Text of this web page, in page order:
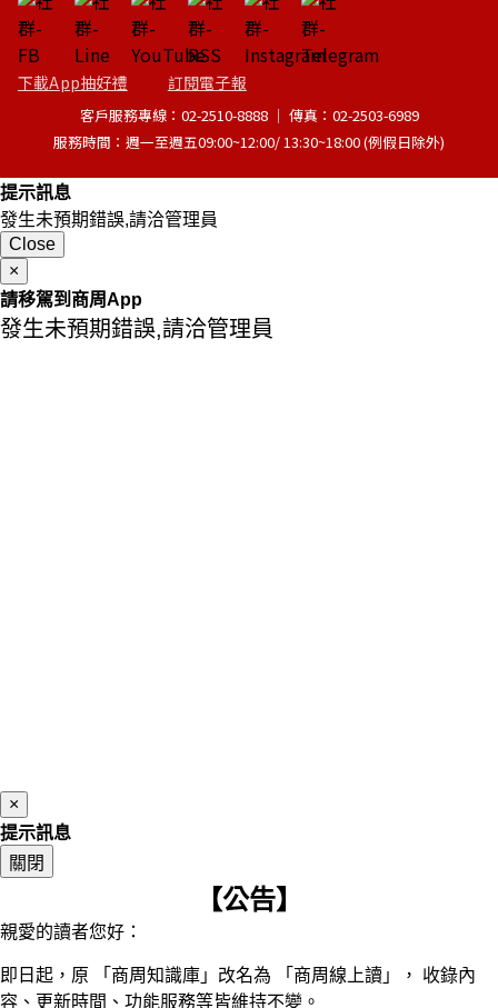
下載App抽好禮 訂閱電子報
客戶服務專線：02-2510-8888 │ 傳真：02-2503-6989
服務時間：週一至週五09:00~12:00/ 13:30~18:00 (例假日除外)
提示訊息
發生未預期錯誤,請洽管理員
Close
×
請移駕到商周App
發生未預期錯誤,請洽管理員
×
提示訊息
關閉
【公告】
親愛的讀者您好：
即日起，原 「商周知識庫」改名為 「商周線上讀」， 收錄內
容、更新時間、功能服務等皆維持不變。